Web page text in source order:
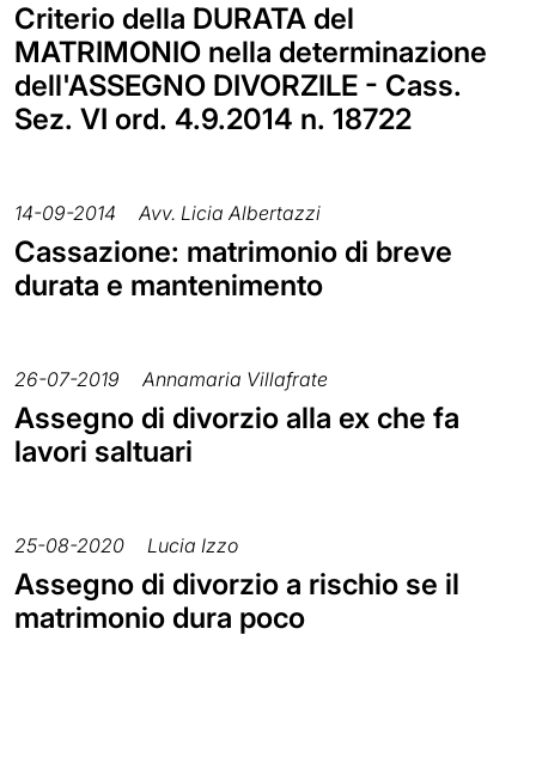
Criterio della DURATA del
MATRIMONIO nella determinazione
dell'ASSEGNO DIVORZILE - Cass.
Sez. VI ord. 4.9.2014 n. 18722
14-09-2014 Avv. Licia Albertazzi
Cassazione: matrimonio di breve
durata e mantenimento
26-07-2019 Annamaria Villafrate
Assegno di divorzio alla ex che fa
lavori saltuari
25-08-2020 Lucia Izzo
Assegno di divorzio a rischio se il
matrimonio dura poco